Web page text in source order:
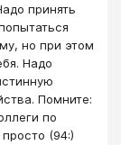
принять
но при этом
Надо
Помните:
по
(94:)